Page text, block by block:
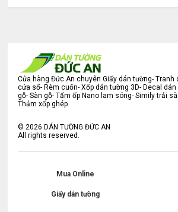
Cửa hàng Đức An chuyên Giấy dán tường- Tranh
cửa sổ- Rèm cuốn- Xốp dán tường 3D- Decal dán
gỗ- Sàn gỗ- Tấm ốp Nano lam sóng- Simily trải
Thảm xốp ghép
© 2026 DÁN TƯỜNG ĐỨC AN
All rights reserved.
Mua Online
Giấy dán tường